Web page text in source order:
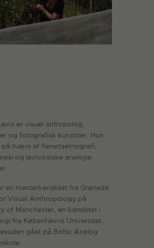
er visuel antropolog,
og fotografisk kunstner. Hun
på tværs af flerartsetnografi,
og lavtoksiske analoge
en masterkandidat fra Granada
Visual Anthropology på
of Manchester, en kandidat i
fra Københavns Universitet
gået på Baltic Analog